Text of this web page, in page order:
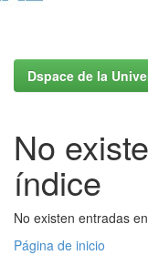
Dspace de la
No
índice
No existen entradas
Página de inicio